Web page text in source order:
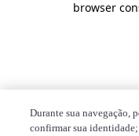
browser
Durante sua navegação,
confirmar sua